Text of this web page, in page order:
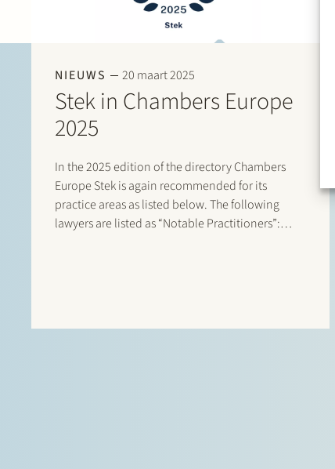
NIEUWS 20 maart 2025
Stek in Chambers Europe
2025
In the 2025 edition of the directory Chambers
Europe Stek is again recommended for its
practice areas as listed below. The following
lawyers are listed as “Notable Practitioners”: